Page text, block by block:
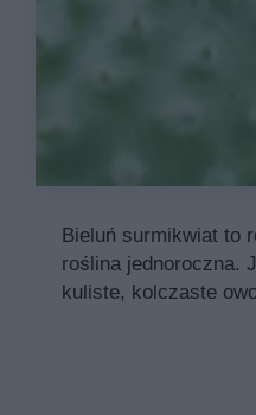
Bieluń surmikwiat to
roślina jednoroczna.
kuliste, kolczaste